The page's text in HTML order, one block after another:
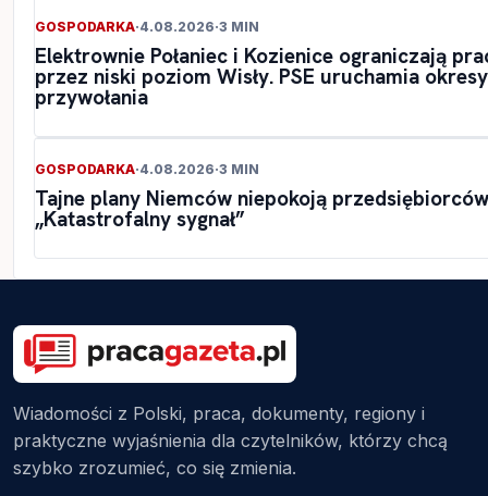
GOSPODARKA·4.08.2026·3 MIN
Elektrownie Połaniec i Kozienice ograniczają
przez niski poziom Wisły. PSE uruchamia okresy
przywołania
GOSPODARKA·4.08.2026·3 MIN
Tajne plany Niemców niepokoją
„Katastrofalny sygnał”
Wiadomości z Polski, praca, dokumenty, regiony i
praktyczne wyjaśnienia dla czytelników, którzy chcą
szybko zrozumieć, co się zmienia.